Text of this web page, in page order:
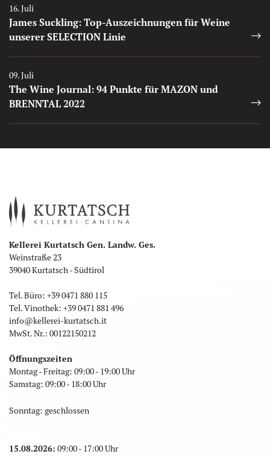
16. Juli
James Suckling: Top-Auszeichnungen für Weine
unserer SELECTION Linie
09. Juli
The Wine Journal: 94 Punkte für MAZON und
BRENNTAL 2022
Auszeichnungen
Kellerei Kurtatsch Gen. Landw. Ges.
Weinstraße 23
39040 Kurtatsch - Südtirol
Tel. Büro: +39 0471 880 115
Tel. Vinothek: +39 0471 881 496
info@kellerei-kurtatsch.it
MwSt. Nr.: 00122150212
Öffnungszeiten
Montag - Freitag: 09:00 - 19:00 Uhr
Samstag: 09:00 - 18:00 Uhr
Sonntag: geschlossen
15.08.2026: 09:00 - 17:00 Uhr